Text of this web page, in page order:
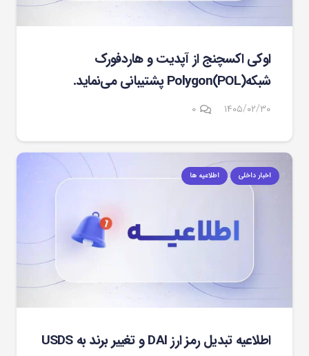
اوکی اکسچنج از آپدیت و هاردفورک
شبکهPolygon(POL) پشتیبانی می‌نماید.
۱۴۰۵/۰۲/۳۰ ۰
اخبار داخلی اطلاعیه ها
اطلاعیه تبدیل رمز ارز DAI و تغییر برند به USDS